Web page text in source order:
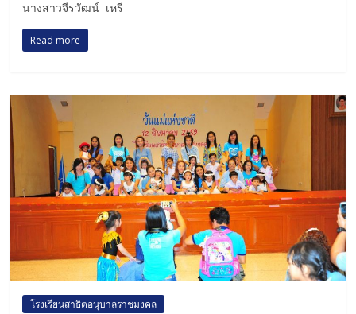
นางสาวจีรวัฒน์ เหรี
Read more
โรงเรียนสาธิตอนุบาลราชมงคล